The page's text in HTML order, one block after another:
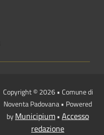
Copyright © 2026 • Comune di
Noventa Padovana • Powered
byMunicipium• Accesso
redazione